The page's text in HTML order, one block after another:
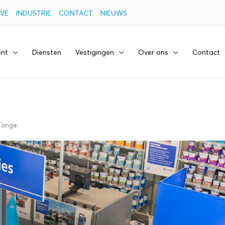
INDUSTRIE CONTACT NIEUWS
Diensten Vestigingen Over ons Contact